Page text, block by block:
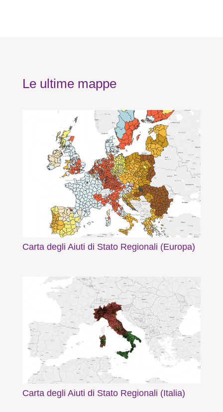
Le ultime mappe
Carta degli Aiuti di Stato Regionali (Europa)
Carta degli Aiuti di Stato Regionali (Italia)